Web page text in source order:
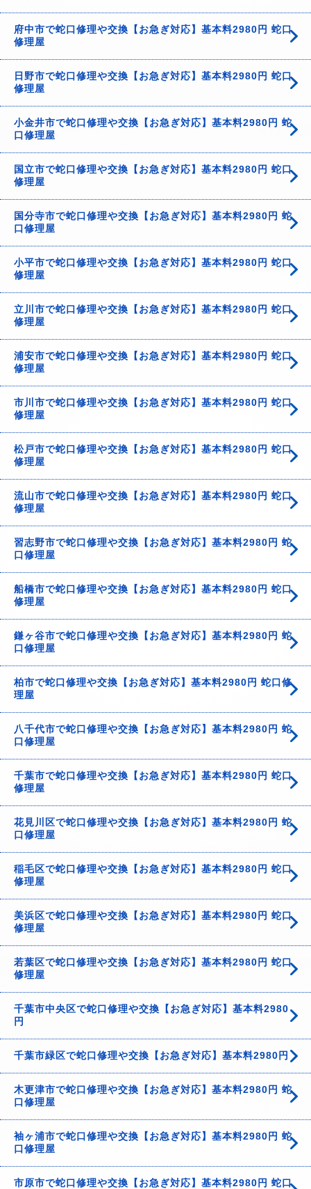
府中市で蛇口修理や交換【お急ぎ対応】基本料2980円 蛇口
修理屋
日野市で蛇口修理や交換【お急ぎ対応】基本料2980円 蛇口
修理屋
小金井市で蛇口修理や交換【お急ぎ対応】基本料2980円 蛇
口修理屋
国立市で蛇口修理や交換【お急ぎ対応】基本料2980円 蛇口
修理屋
国分寺市で蛇口修理や交換【お急ぎ対応】基本料2980円 蛇
口修理屋
小平市で蛇口修理や交換【お急ぎ対応】基本料2980円 蛇口
修理屋
立川市で蛇口修理や交換【お急ぎ対応】基本料2980円 蛇口
修理屋
浦安市で蛇口修理や交換【お急ぎ対応】基本料2980円 蛇口
修理屋
市川市で蛇口修理や交換【お急ぎ対応】基本料2980円 蛇口
修理屋
松戸市で蛇口修理や交換【お急ぎ対応】基本料2980円 蛇口
修理屋
流山市で蛇口修理や交換【お急ぎ対応】基本料2980円 蛇口
修理屋
習志野市で蛇口修理や交換【お急ぎ対応】基本料2980円 蛇
口修理屋
船橋市で蛇口修理や交換【お急ぎ対応】基本料2980円 蛇口
修理屋
鎌ヶ谷市で蛇口修理や交換【お急ぎ対応】基本料2980円 蛇
口修理屋
柏市で蛇口修理や交換【お急ぎ対応】基本料2980円 蛇口修
理屋
八千代市で蛇口修理や交換【お急ぎ対応】基本料2980円 蛇
口修理屋
千葉市で蛇口修理や交換【お急ぎ対応】基本料2980円 蛇口
修理屋
花見川区で蛇口修理や交換【お急ぎ対応】基本料2980円 蛇
口修理屋
稲毛区で蛇口修理や交換【お急ぎ対応】基本料2980円 蛇口
修理屋
美浜区で蛇口修理や交換【お急ぎ対応】基本料2980円 蛇口
修理屋
若葉区で蛇口修理や交換【お急ぎ対応】基本料2980円 蛇口
修理屋
千葉市中央区で蛇口修理や交換【お急ぎ対応】基本料2980
円
千葉市緑区で蛇口修理や交換【お急ぎ対応】基本料2980円
木更津市で蛇口修理や交換【お急ぎ対応】基本料2980円 蛇
口修理屋
袖ヶ浦市で蛇口修理や交換【お急ぎ対応】基本料2980円 蛇
口修理屋
市原市で蛇口修理や交換【お急ぎ対応】基本料2980円 蛇口